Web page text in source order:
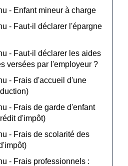
- Enfant mineur à charge
- Faut-il déclarer l'épargne
- Faut-il déclarer les aides
versées par l'employeur ?
- Frais d'accueil d'une
- Frais de garde d'enfant
d'impôt)
- Frais de scolarité des
- Frais professionnels :